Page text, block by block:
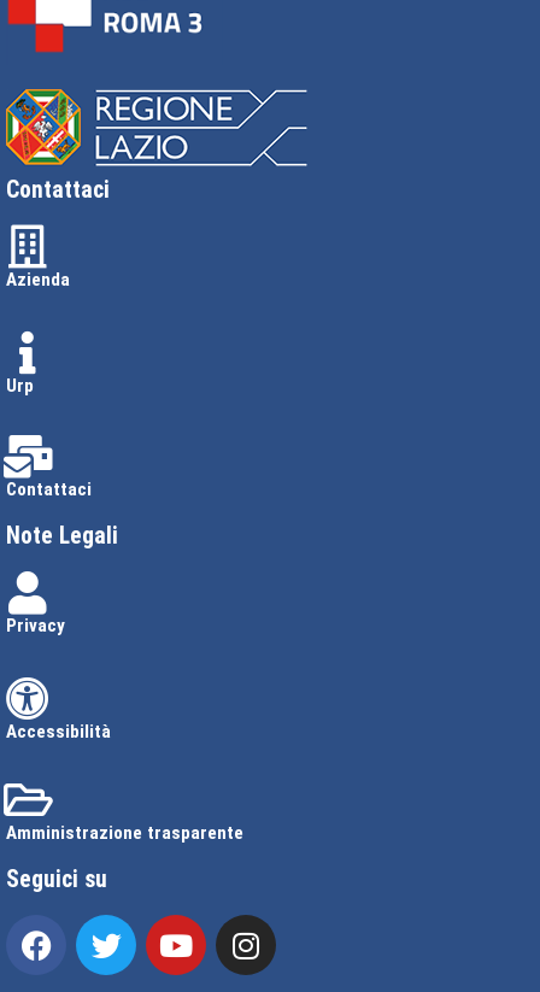
Contattaci
Azienda
Urp
Contattaci
Note Legali
Privacy
Accessibilità
Amministrazione trasparente
Seguici su